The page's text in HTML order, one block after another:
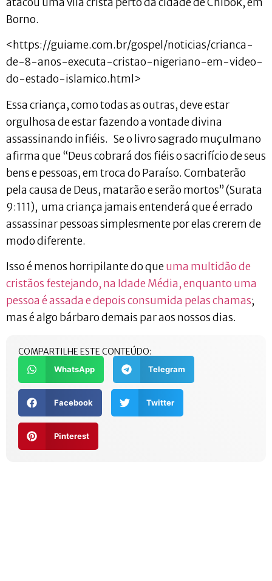
Borno.
<https://guiame.com.br/gospel/noticias/crianca-
de-8-anos-executa-cristao-nigeriano-em-video-
do-estado-islamico.html>
Essa criança, como todas as outras, deve estar
orgulhosa de estar fazendo a vontade divina
assassinando infiéis. Se o livro sagrado muçulmano
afirma que “Deus cobrará dos fiéis o sacrifício de seus
bens e pessoas, em troca do Paraíso. Combaterão
pela causa de Deus, matarão e serão mortos” (Surata
9:111), uma criança jamais entenderá que é errado
assassinar pessoas simplesmente por elas crerem de
modo diferente.
Isso é menos horripilante do queuma multidão de
cristãos festejando, na Idade Média, enquanto uma
pessoa é assada e depois consumida pelas chamas;
mas é algo bárbaro demais par aos nossos dias.
COMPARTILHE ESTE CONTEÚDO:
WhatsApp Telegram
Facebook Twitter
Pinterest